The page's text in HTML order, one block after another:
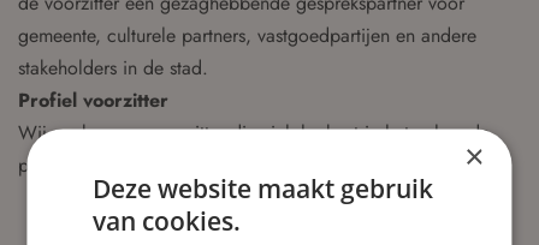
gemeente, culturele partners, vastgoedpartijen en andere
stakeholders in de stad.
Profiel voorzitter
Wij zoeken een voorzitter die zich herkent in het volgende
profiel:
Heeft ruime ervaring met kunstenaars, makers en creatieve
gemeenschappen en begrijpt zowel de dynamiek van het
×
Deze website maakt gebruik
van cookies.